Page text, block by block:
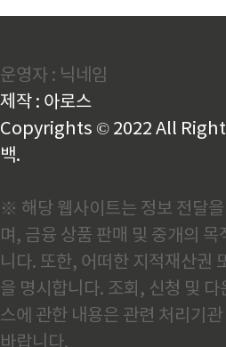
운영자 : 닉네임
제작 : 아로스
Copyrights © 2022 All
백.
※ 해당 웹사이트는 정보 전달
며, 금융 상품 판매 및 중개의
니다. 또한, 어떠한 지적재산권
을 명시합니다. 조회, 신청 및 다
스에 관한 내용은 관련 처리기